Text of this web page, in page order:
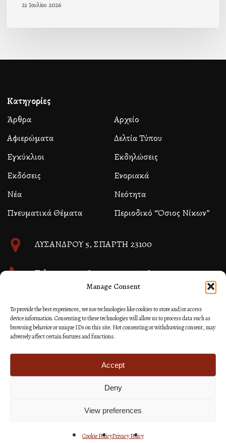
Manage Consent
To provide the best experiences, we use technologies like cookies to store and/or access
device information. Consenting to these technologies will allow us to process data such as
browsing behavior or unique IDs on this site. Not consenting or withdrawing consent, may
adversely affect certain features and functions.
Accept
Deny
View preferences
Cookie PolicyPrivacy Policy
21 Ιουλίου 2026
Κατηγορίες
Άρθρα
Αρχείο
Αφιερώματα
Δελτία Τύπου
Εγκύκλιοι
Εκδηλώσεις
Εκδόσεις
Ενοριακά
Νέα
Νεότητα
Πνευματικά Θέματα
Περιοδικό “Όσιος Νίκων”
ΛΥΣΑΝΔΡΟΥ 5, ΣΠΑΡΤΗ 23100
Τηλ. 27310 26580 και 27310 26581
Κατασκευή Ιστοσελίδων Site as you GO: Falcon από
Hellenic Technologies